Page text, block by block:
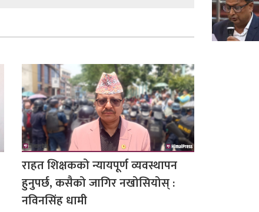
राहत शिक्षकको न्यायपूर्ण व्यवस्थापन
हुनुपर्छ, कसैको जागिर नखोसियोस् :
नविनसिंह धामी